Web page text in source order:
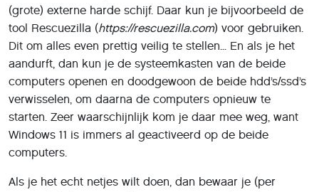
(grote) externe harde schijf. Daar kun je bijvoorbeeld de
tool Rescuezilla (https://rescuezilla.com) voor gebruiken.
Dit om alles even prettig veilig te stellen... En als je het
aandurft, dan kun je de systeemkasten van de beide
computers openen en doodgewoon de beide hdd’s/ssd’s
verwisselen, om daarna de computers opnieuw te
starten. Zeer waarschijnlijk kom je daar mee weg, want
Windows 11 is immers al geactiveerd op de beide
computers.
Als je het echt netjes wilt doen, dan bewaar je (per